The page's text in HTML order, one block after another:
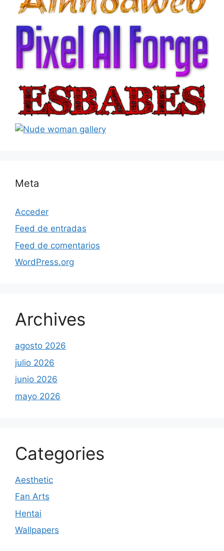
Meta
Acceder
Feed de entradas
Feed de comentarios
WordPress.org
Archives
agosto 2026
julio 2026
junio 2026
mayo 2026
Categories
Aesthetic
Fan Arts
Hentai
Wallpapers